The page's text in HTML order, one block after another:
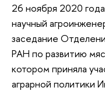
26 ноября 2020
научный
заседание
РАН по развитию
котором приняла
аграрной политики